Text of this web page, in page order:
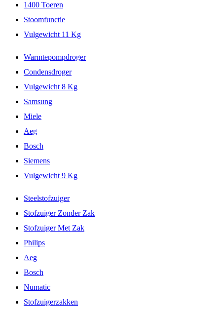
1400 Toeren
Stoomfunctie
Vulgewicht 11 Kg
Warmtepompdroger
Condensdroger
Vulgewicht 8 Kg
Samsung
Miele
Aeg
Bosch
Siemens
Vulgewicht 9 Kg
Steelstofzuiger
Stofzuiger Zonder Zak
Stofzuiger Met Zak
Philips
Aeg
Bosch
Numatic
Stofzuigerzakken